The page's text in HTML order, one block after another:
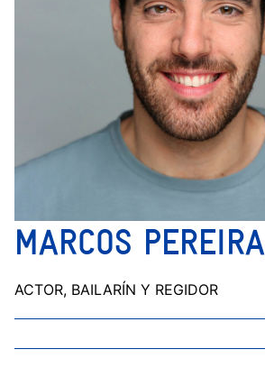
MARCOS PEREIRA
ACTOR, BAILARÍN Y REGIDOR